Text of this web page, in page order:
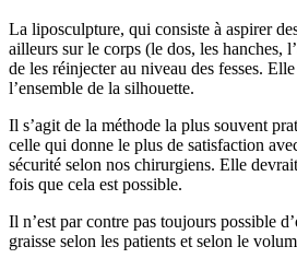
La liposculpture, qui consiste à aspirer
ailleurs sur le corps (le dos, les hanches,
de les réinjecter au niveau des fesses.
l’ensemble de la silhouette.
Il s’agit de la méthode la plus souvent
celle qui donne le plus de satisfaction
sécurité selon nos chirurgiens. Elle
fois que cela est possible.
Il n’est par contre pas toujours possible
graisse selon les patients et selon le